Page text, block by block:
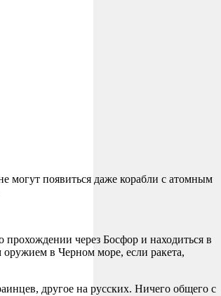
могут появиться даже корабли с атомным
через Босфор и находиться в
в Черном море, если ракета,
другое на русских. Ничего общего с